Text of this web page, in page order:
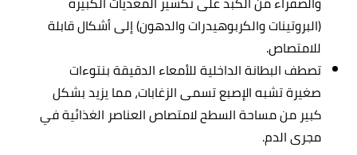
(البروتينات والكربوهيدرات والدهون) إلى أشكال قابلة
للامتصاص.
تصطف البطانة الداخلية للأمعاء الدقيقة بنتوءات
صغيرة تشبه الإصبع تسمى الزغابات، مما يزيد بشكل
كبير من مساحة السطح لامتصاص العناصر الغذائية في
مجرى الدم.